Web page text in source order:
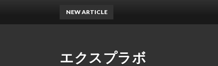
エクスプラボ
NEW ARTICLE